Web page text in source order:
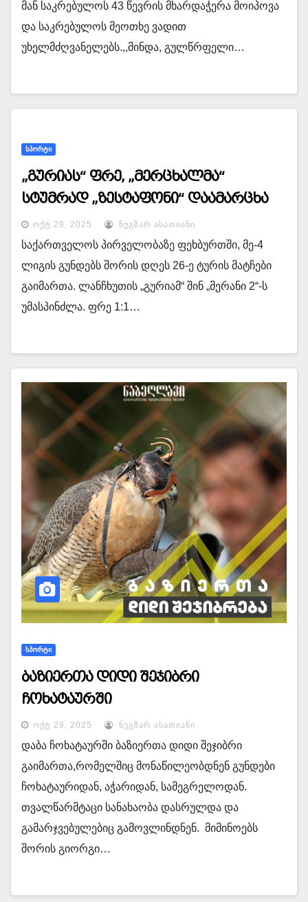
მან საკრებულოს 43 წევრის მხარდაჭერა მოიპოვა
და საკრებულოს მეოთხე ვადით
უხელმძღვანელებს.,,მინდა, გულწრფელი…
ᲡᲞᲝᲠᲢᲘ
„გურიას“ ფრე, „მერცხალმა“
სტუმრად „ზესტაფონი“ დაამარცხა
ᲝᲥᲢ 29, 2025 ᲜᲣᲒᲖᲐᲠ ᲐᲡᲐᲗᲘᲐᲜᲘ
საქართველოს პირველობაზე ფეხბურთში, მე-4
ლიგის გუნდებს შორის დღეს 26-ე ტურის მატჩები
გაიმართა. ლანჩხუთის „გურიამ“ შინ „მერანი 2“-ს
უმასპინძლა. ფრე 1:1…
ᲡᲞᲝᲠᲢᲘ
ბაზიერთა დიდი შეჯიბრი
ჩოხატაურში
ᲝᲥᲢ 29, 2025 ᲜᲣᲒᲖᲐᲠ ᲐᲡᲐᲗᲘᲐᲜᲘ
დაბა ჩოხატაურში ბაზიერთა დიდი შეჯიბრი
გაიმართა,რომელშიც მონაწილეობდნენ გუნდები
ჩოხატაურიდან, აჭარიდან, სამეგრელოდან.
თვალწარმტაცი სანახაობა დასრულდა და
გამარჯვებულებიც გამოვლინდნენ. მიმინოებს
შორის გიორგი…